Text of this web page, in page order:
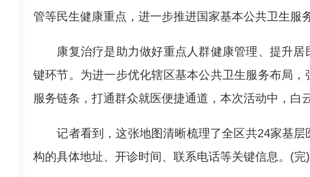
管等民生健康重点，进一步推进国家基本公共卫生服
康复治疗是助力做好重点人群健康管理、提升居
键环节。为进一步优化辖区基本公共卫生服务布局
服务链条，打通群众就医便捷通道，本次活动中，白
记者看到，这张地图清晰梳理了全区共24家基层
构的具体地址、开诊时间、联系电话等关键信息。(完)